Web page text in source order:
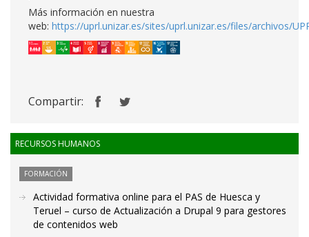
Más información en nuestra
web: https://uprl.unizar.es/sites/uprl.unizar.es/files/archivos/
Compartir:
RECURSOS HUMANOS
FORMACIÓN
Actividad formativa online para el PAS de Huesca y
Teruel – curso de Actualización a Drupal 9 para gestores
de contenidos web